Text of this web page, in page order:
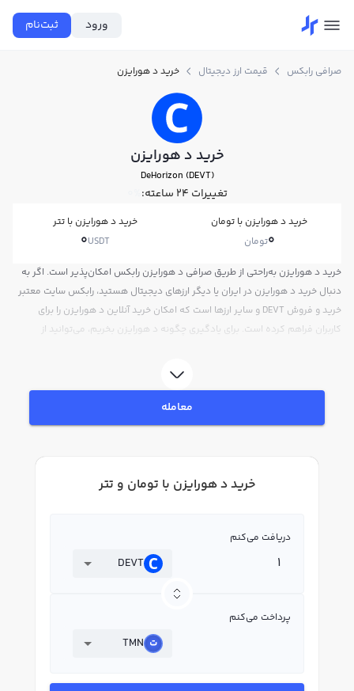
ورود ثبت‌نام
صرافی رابکس قیمت ارز دیجیتال خرید د هورایزن
خرید د هورایزن
DeHorizon (DEVT)
تغییرات ۲۴ ساعته: 0%
خرید د هورایزن با تومان
0تومان
خرید د هورایزن با تتر
0USDT
خرید د هورایزن به‌راحتی از طریق صرافی د هورایزن رابکس امکان‌پذیر است. اگر به
دنبال خرید د هورایزن در ایران یا دیگر ارزهای دیجیتال هستید، رابکس سایت معتبر
خرید و فروش DEVT و سایر ارزها است که امکان خرید آنلاین د هورایزن را برای
کاربران فراهم کرده است. برای یادگیری چگونه د هورایزن بخریم، می‌توانید از
فروش د هورایزن DEVT بپردازید. در بازار رابکس، قیمت لحظه‌ای، نمودار و امکانات
فروش د هورایزن نیز در دسترس شما قرار دارد تا بتوانید تصمیمات بهتری در
معامله
خرید د هورایزن با تومان و تتر
دریافت می‌کنم
DEVT
پرداخت می‌کنم
TMN